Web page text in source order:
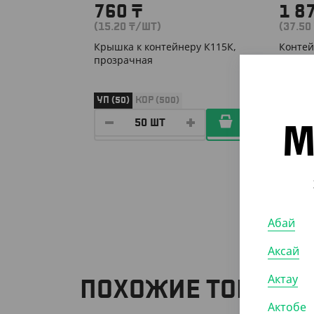
760 ₸
(15.20 ₸/ШТ)
Крышка к контейнеру К115К,
прозрачная
УП (50) КОР (500)
1
(37.50
ПОХОЖИЕ ТОВАРЫ
Абай
Аксай
Актау
Актобе